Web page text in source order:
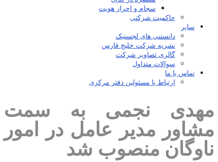
سجام و احراز هویت
حاکمیت شرکتی
سایر
دانستنی های لجستیک
نشریه شرکت خلیج فارس
گالری تصاویر شرکت
سوالات متداول
تماس با ما
ارتباط با مسئولین دفتر مرکزی
مهدی نجمی به سمت
مشاور مدیر عامل در امور
ناوگان منصوب شد